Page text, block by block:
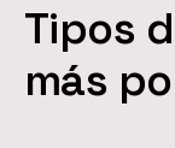
Tipos
más